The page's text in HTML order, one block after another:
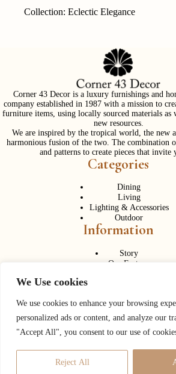
We Use cookies
We use cookies to enhance your browsing
personalized ads or content, and analyze our
"Accept All", you consent to our use of
Reject All
Collection: Eclectic Elegance
Corner 43 Decor is a luxury furnishings and
company established in 1987 with a mission to
furniture items, using locally sourced materials as
new resources.
We are inspired by the tropical world, the new
harmonious fusion of the two. The combination
and patterns to create pieces that invite
Categories
Dining
Living
Lighting & Accessories
Outdoor
Information
Story
Our Factory
Contact Us
Phone:+ 662 056 1320
Need help or have a question?